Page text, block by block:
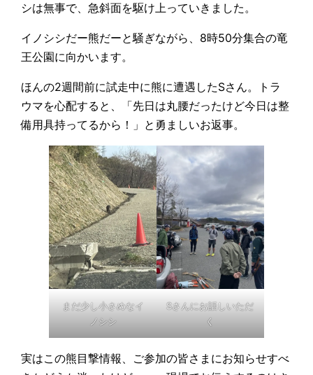
シは無事で、急斜面を駆け上っていきました。
イノシシだー熊だーと騒ぎながら、8時50分集合の竜
王公園に向かいます。
ほんの2週間前に試走中に熊に遭遇したSさん。トラ
ウマを心配すると、「先日は丸腰だったけど今日は整
備用具持ってるから！」と勇ましいお返事。
まだ少し小さめなイ
ノシシ
Sさんにお話しいただ
く
実はこの熊目撃情報、ご参加の皆さまにお知らせすべ